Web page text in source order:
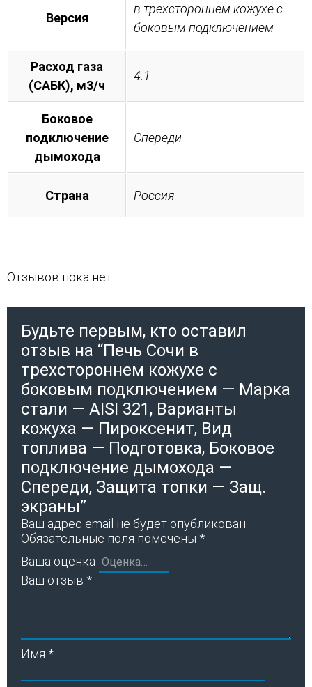
Версия
в трехстороннем кожухе с
боковым подключением
Расход газа
(САБК), м3/ч
4.1
Боковое
подключение
дымохода
Спереди
Страна Россия
Отзывов пока нет.
Будьте первым, кто оставил
отзыв на “Печь Сочи в
трехстороннем кожухе с
боковым подключением — Марка
стали — AISI 321, Варианты
кожуха — Пироксенит, Вид
топлива — Подготовка, Боковое
подключение дымохода —
Спереди, Защита топки — Защ.
экраны”
Ваш адрес email не будет опубликован.
Обязательные поля помечены *
Ваша оценка
Ваш отзыв *
Имя *